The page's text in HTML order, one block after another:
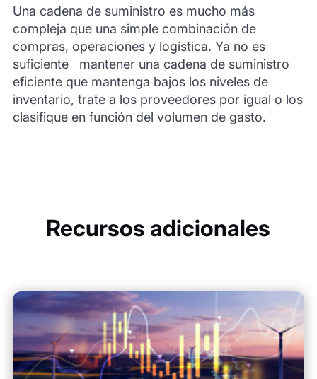
Una cadena de suministro es mucho más
compleja que una simple combinación de
compras, operaciones y logística. Ya no es
suficiente mantener una cadena de suministro
eficiente que mantenga bajos los niveles de
inventario, trate a los proveedores por igual o los
clasifique en función del volumen de gasto.
Recursos adicionales